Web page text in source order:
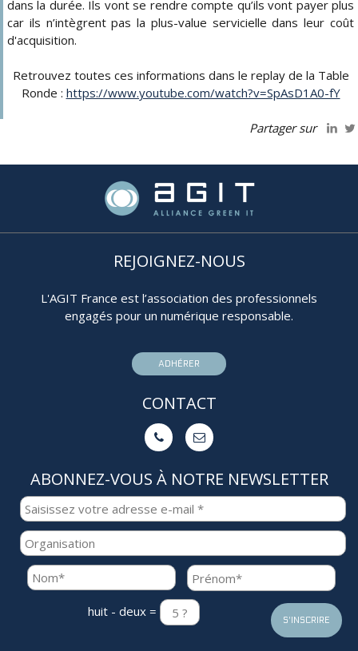
dans la durée. Ils vont se rendre compte qu’ils vont payer plus
car ils n’intègrent pas la plus-value servicielle dans leur coût
d'acquisition.
Retrouvez toutes ces informations dans le replay de la Table
Ronde : https://www.youtube.com/watch?v=SpAsD1A0-fY
Partager sur
REJOIGNEZ-NOUS
L'AGIT France est l’association des professionnels
engagés pour un numérique responsable.
ADHÉRER
CONTACT
 
ABONNEZ-VOUS À NOTRE NEWSLETTER
huit - deux =